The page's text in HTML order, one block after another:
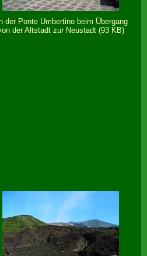
der Ponte Umbertino beim Übergang
der Altstadt zur Neustadt (93 KB)